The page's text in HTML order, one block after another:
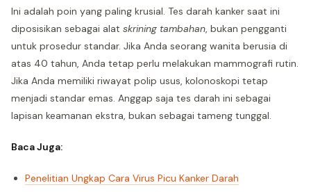
Ini adalah poin yang paling krusial. Tes darah kanker saat ini
diposisikan sebagai alat skrining tambahan, bukan pengganti
untuk prosedur standar. Jika Anda seorang wanita berusia di
atas 40 tahun, Anda tetap perlu melakukan mammografi rutin.
Jika Anda memiliki riwayat polip usus, kolonoskopi tetap
menjadi standar emas. Anggap saja tes darah ini sebagai
lapisan keamanan ekstra, bukan sebagai tameng tunggal.
Baca Juga:
Penelitian Ungkap Cara Virus Picu Kanker Darah